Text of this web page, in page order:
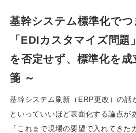
基幹システム標準化で
「EDIカスタマイズ問題
を否定せず、標準化を
箋 ～
基幹システム刷新（ERP更改）の話
といっていいほど表面化する論点が
「これまで現場の要望で入れてきた